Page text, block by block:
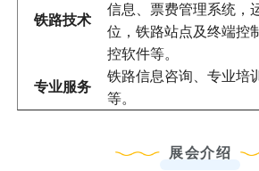
铁路技术
信息、票费管理系统，
位，铁路站点及终端控
控软件等。
专业服务
铁路信息咨询、专业培
等。
展会介绍